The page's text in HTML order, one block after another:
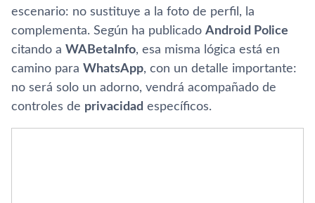
escenario: no sustituye a la foto de perfil, la
complementa. Según ha publicado Android Police
citando a WABetaInfo, esa misma lógica está en
camino para WhatsApp, con un detalle importante:
no será solo un adorno, vendrá acompañado de
controles de privacidad específicos.